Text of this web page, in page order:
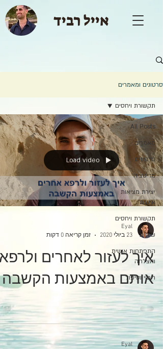
אייל רביד
סרטונים ומאמרים
All Posts
מאמרים
סרטונים
מדיטציה
יצירת מציאות
אישית
תקשורת ויחסים
שיחות
התפתחות אישית
והצלחה
ריפוי וטיפול
תקשורת ויחסים
Load video
Eyal
23 ביולי 2020
זמן קריאה 0 דקות
איך לעזור לאחרים
אותם באמצעות הקשבה
Eyal